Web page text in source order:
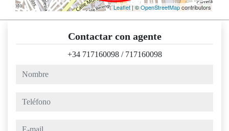
Leaflet| ©OpenStreetMapcontributors
Contactar con agente
+34 717160098 / 717160098
nombre
teléfono
e-mail